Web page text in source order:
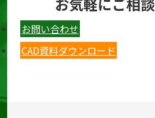
お問い合わせ
CAD資料ダウンロード